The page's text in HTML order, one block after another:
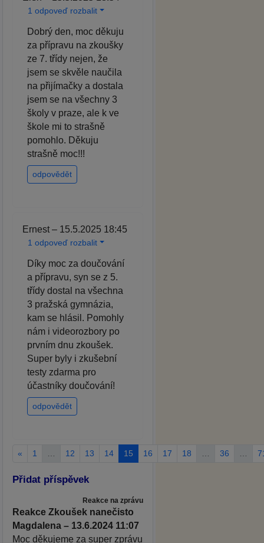
1 odpoveď rozbalit
Dobrý den, moc děkuju
za přípravu na zkoušky
ze 7. třídy nejen, že
jsem se skvěle naučila
na přijímačky a dostala
jsem se na všechny 3
školy v praze, ale k ve
škole mi to strašně
pomohlo. Děkuju
strašně moc!!!
odpovědět
Ernest – 15.5.2025 18:45
1 odpoveď rozbalit
Díky moc za doučování
a přípravu, syn se z 5.
třídy dostal na všechna
3 pražská gymnázia,
kam se hlásil. Pomohly
nám i videorozbory po
prvním dnu zkoušek.
Super byly i zkušební
testy zdarma pro
účastníky doučování!
odpovědět
« 1 12 13 14 15 16 17 18 36
Přidat příspěvek
Reakce na zprávu
Reakce Zkoušek nanečisto
Magdalena – 13.6.2024 11:07
Moc děkujeme za super zprávu